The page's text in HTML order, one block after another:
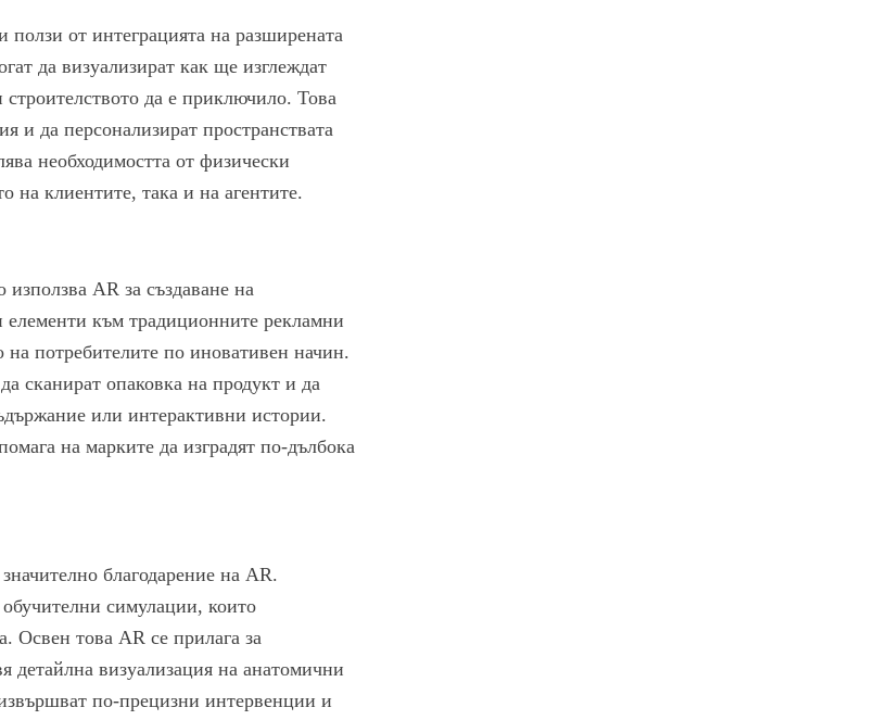
от интеграцията на разширената
да визуализират как ще изглеждат
да е приключило. Това
и да персонализират пространствата
необходимостта от физически
на клиентите, така и на агентите.
AR за създаване на
към традиционните рекламни
потребителите по иновативен начин.
сканират опаковка на продукт и да
или интерактивни истории.
на марките да изградят по-дълбока
благодарение на AR.
симулации, които
Освен това AR се прилага за
детайлна визуализация на анатомични
по-прецизни интервенции и